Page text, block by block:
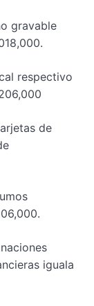
gravable
respectivo
de
iguala